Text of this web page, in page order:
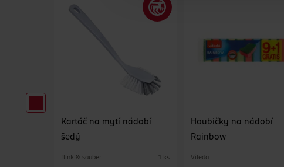
Kartáč na mytí nádobí
šedý
flink & sauber 1 ks
Houbičky na nádobí
Rainbow
Vileda